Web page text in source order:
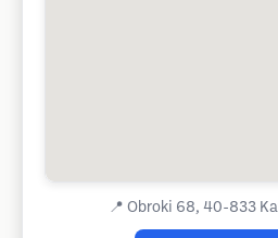
📍 Obroki 68, 40-833